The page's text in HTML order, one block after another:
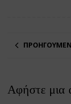
Αφήστε μια